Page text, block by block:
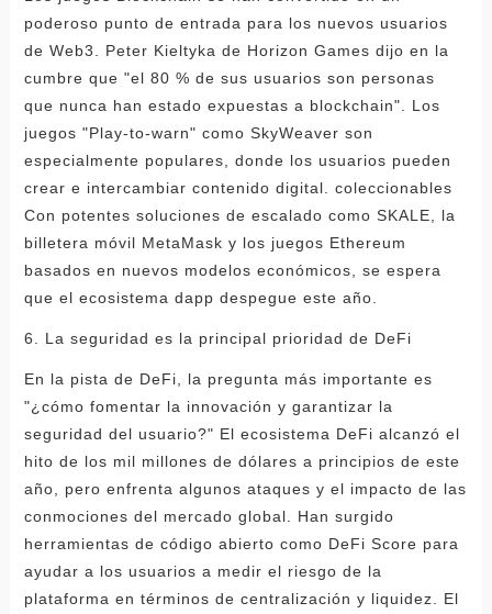
poderoso punto de entrada para los nuevos usuarios
de Web3. Peter Kieltyka de Horizon Games dijo en la
cumbre que "el 80 % de sus usuarios son personas
que nunca han estado expuestas a blockchain". Los
juegos "Play-to-warn" como SkyWeaver son
especialmente populares, donde los usuarios pueden
crear e intercambiar contenido digital. coleccionables
Con potentes soluciones de escalado como SKALE, la
billetera móvil MetaMask y los juegos Ethereum
basados ​​en nuevos modelos económicos, se espera
que el ecosistema dapp despegue este año.
6. La seguridad es la principal prioridad de DeFi
En la pista de DeFi, la pregunta más importante es
"¿cómo fomentar la innovación y garantizar la
seguridad del usuario?" El ecosistema DeFi alcanzó el
hito de los mil millones de dólares a principios de este
año, pero enfrenta algunos ataques y el impacto de las
conmociones del mercado global. Han surgido
herramientas de código abierto como DeFi Score para
ayudar a los usuarios a medir el riesgo de la
plataforma en términos de centralización y liquidez. El